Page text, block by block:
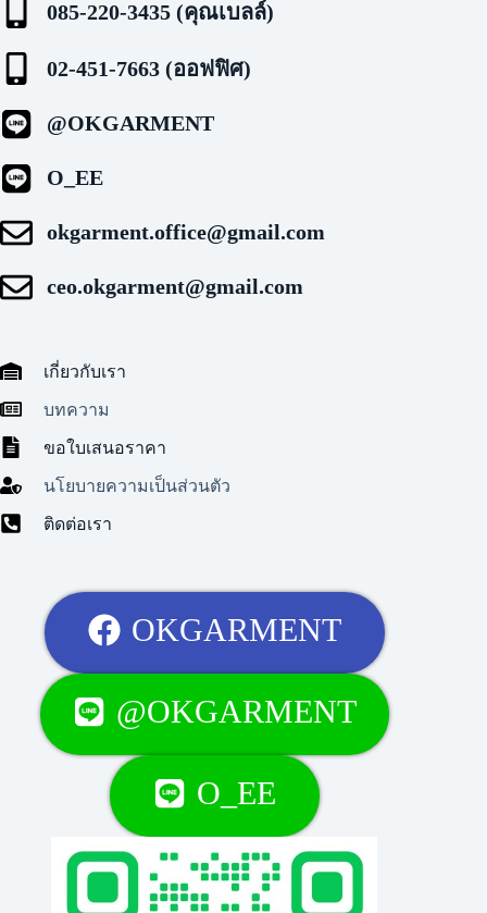
085-220-3435 (คุณเบลล์)
02-451-7663 (ออฟฟิศ)
@OKGARMENT
O_EE
okgarment.office@gmail.com
ceo.okgarment@gmail.com
เกี่ยวกับเรา
บทความ
ขอใบเสนอราคา
นโยบายความเป็นส่วนตัว
ติดต่อเรา
OKGARMENT
@OKGARMENT
O_EE